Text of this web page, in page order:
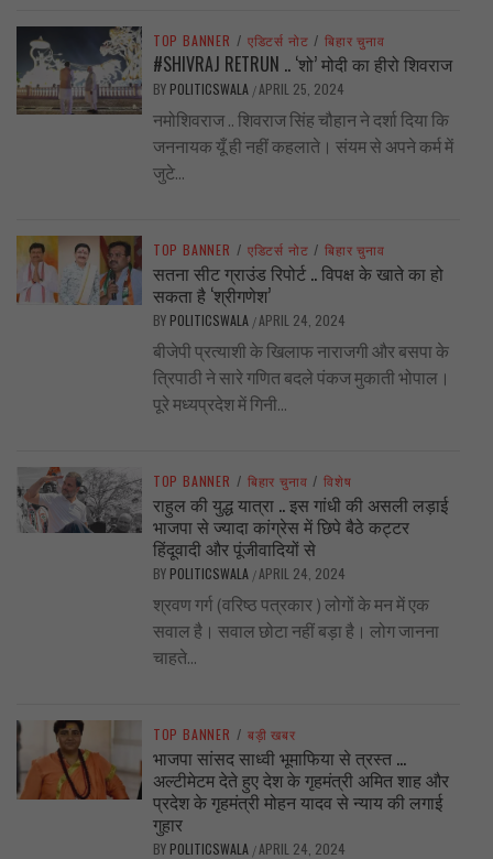
TOP BANNER / एडिटर्स नोट / बिहार चुनाव
#SHIVRAJ RETRUN .. ‘शो’ मोदी का हीरो शिवराज
BY POLITICSWALA /APRIL 25, 2024
नमोशिवराज .. शिवराज सिंह चौहान ने दर्शा दिया कि
जननायक यूँ ही नहीं कहलाते। संयम से अपने कर्म में
जुटे...
TOP BANNER / एडिटर्स नोट / बिहार चुनाव
सतना सीट ग्राउंड रिपोर्ट .. विपक्ष के खाते का हो
सकता है ‘श्रीगणेश’
BY POLITICSWALA /APRIL 24, 2024
बीजेपी प्रत्याशी के खिलाफ नाराजगी और बसपा के
त्रिपाठी ने सारे गणित बदले पंकज मुकाती भोपाल।
पूरे मध्यप्रदेश में गिनी...
TOP BANNER / बिहार चुनाव / विशेष
राहुल की युद्ध यात्रा .. इस गांधी की असली लड़ाई
भाजपा से ज्यादा कांग्रेस में छिपे बैठे कट्टर
हिंदूवादी और पूंजीवादियों से
BY POLITICSWALA /APRIL 24, 2024
श्रवण गर्ग (वरिष्ठ पत्रकार ) लोगों के मन में एक
सवाल है। सवाल छोटा नहीं बड़ा है। लोग जानना
चाहते...
TOP BANNER / बड़ी खबर
भाजपा सांसद साध्वी भूमाफिया से त्रस्त …
अल्टीमेटम देते हुए देश के गृहमंत्री अमित शाह और
प्रदेश के गृहमंत्री मोहन यादव से न्याय की लगाई
गुहार
BY POLITICSWALA /APRIL 24, 2024